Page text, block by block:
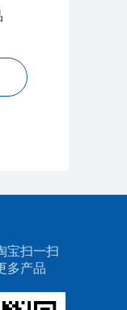
宝扫一扫
多产品